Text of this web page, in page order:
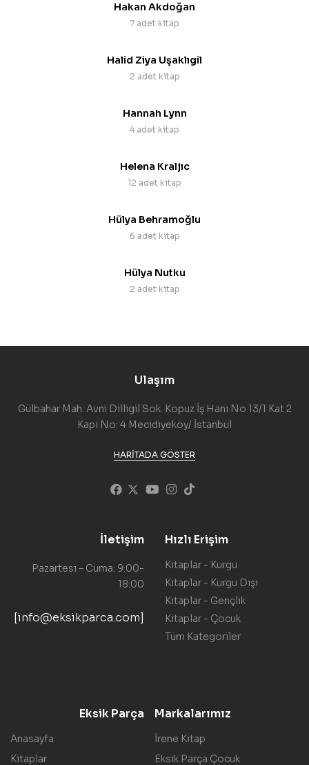
Hakan Akdoğan
7 adet kitap
Halid Ziya Uşaklıgil
2 adet kitap
Hannah Lynn
4 adet kitap
Helena Kraljıc
12 adet kitap
Hülya Behramoğlu
6 adet kitap
Hülya Nutku
2 adet kitap
Ulaşım
Gülbahar Mah. Avni Dilligil Sok. Kopuz İş Hanı No.13/1 Kat 2
Kapı No: 4 Mecidiyeköy/ İstanbul
HARITADA GÖSTER
İletişim
Pazartesi – Cuma: 9:00-
18:00
[info@eksikparca.com]
Hızlı Erişim
Kitaplar - Kurgu
Kitaplar - Kurgu Dışı
Kitaplar - Gençlik
Kitaplar - Çocuk
Tüm Kategoriler
Eksik Parça
Anasayfa
Kitaplar
Markalarımız
İrene Kitap
Eksik Parça Çocuk